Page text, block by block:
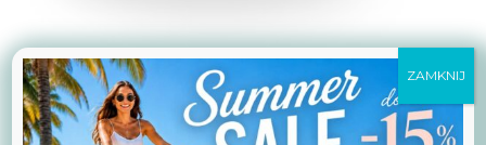
ZAMKNIJ